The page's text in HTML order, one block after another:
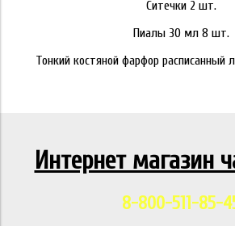
Ситечки 2 шт.
Пиалы 30 мл 8 шт.
Тонкий костяной фарфор расписанный
Интернет магазин
8-800-511-85-